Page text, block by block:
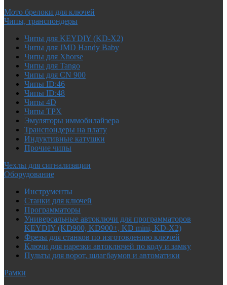
Мото брелоки для ключей
Чипы, транспондеры
Чипы для KEYDIY (KD-X2)
Чипы для JMD Handy Baby
Чипы для Xhorse
Чипы для Tango
Чипы для CN 900
Чипы ID:46
Чипы ID:48
Чипы 4D
Чипы TPX
Эмуляторы иммобилайзера
Транспондеры на плату
Индуктивные катушки
Прочие чипы
Чехлы для сигнализации
Оборудование
Инструменты
Cтанки для ключей
Программаторы
Универсальные автоключи для программаторов
KEYDIY (KD900, KD900+, KD mini, KD-X2)
Фрезы для станков по изготовлению ключей
Ключи для нарезки автоключей по коду и замку
Пульты для ворот, шлагбаумов и автоматики
Рамки